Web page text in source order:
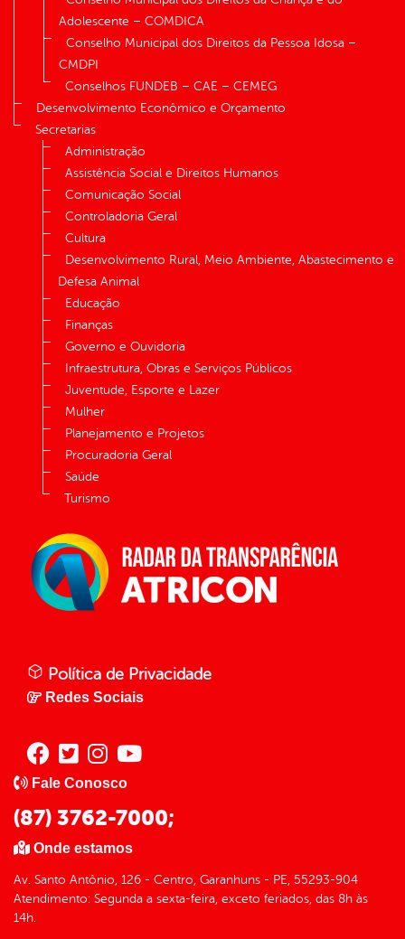
Adolescente – COMDICA
Conselho Municipal dos Direitos da Pessoa Idosa –
CMDPI
Conselhos FUNDEB – CAE – CEMEG
Desenvolvimento Econômico e Orçamento
Secretarias
Administração
Assistência Social e Direitos Humanos
Comunicação Social
Controladoria Geral
Cultura
Desenvolvimento Rural, Meio Ambiente, Abastecimento e
Defesa Animal
Educação
Finanças
Governo e Ouvidoria
Infraestrutura, Obras e Serviços Públicos
Juventude, Esporte e Lazer
Mulher
Planejamento e Projetos
Procuradoria Geral
Saúde
Turismo
Política de Privacidade
Redes Sociais
Fale Conosco
(87) 3762-7000;
Onde estamos
Av. Santo Antônio, 126 - Centro, Garanhuns - PE, 55293-904
Atendimento: Segunda a sexta-feira, exceto feriados, das 8h às
14h.